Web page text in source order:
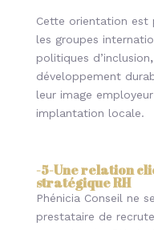
Cette orientation est
les groupes
politiques d’inclusion,
développement
leur image
implantation locale.
-5-Une relation
stratégique RH
Phénicia Conseil ne
prestataire de